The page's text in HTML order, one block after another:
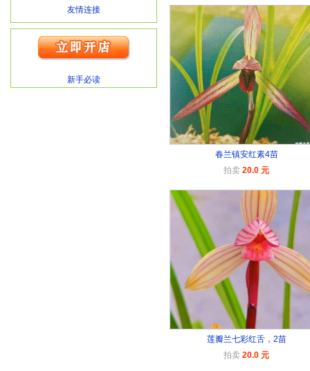
友情连接
新手必读
春兰镇安红素4苗
拍卖 20.0 元
莲瓣兰七彩红舌，2苗
拍卖 20.0 元